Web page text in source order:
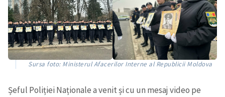
Sursa foto: Ministerul Afacerilor Interne al Republicii Moldova
Șeful Poliției Naționale a venit și cu un mesaj video pe